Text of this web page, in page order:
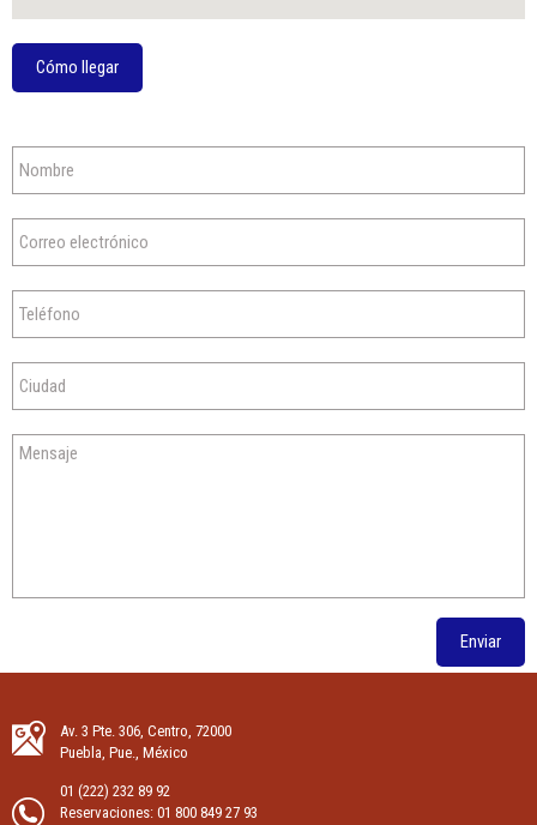
Cómo llegar
Enviar
Av. 3 Pte. 306, Centro, 72000
Puebla, Pue., México
01 (222) 232 89 92
Reservaciones: 01 800 849 27 93